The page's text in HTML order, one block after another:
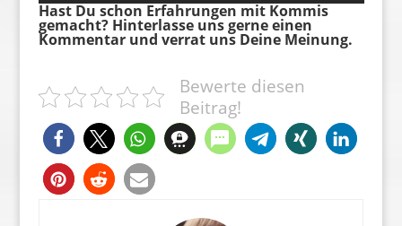
Hast Du schon Erfahrungen mit Kommis
gemacht? Hinterlasse uns gerne einen
Kommentar und verrat uns Deine Meinung.
Bewerte diesen
Beitrag!